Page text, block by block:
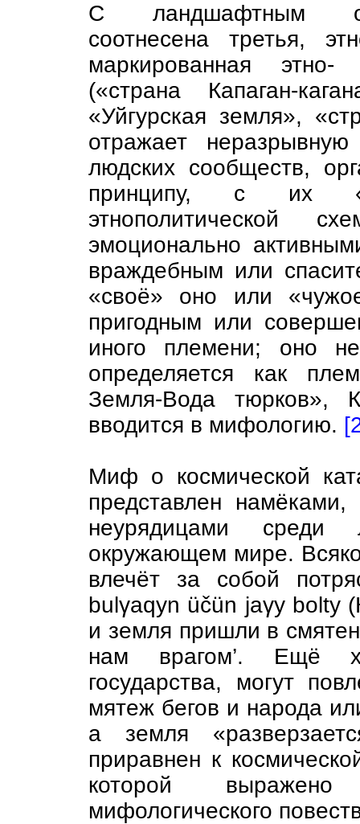
С ландшафтным
соотнесена третья,
маркированная
(«страна Капаган-
«Уйгурская земля»,
отражает неразрывную
людских сообществ,
принципу, с их
этнополитической
эмоционально
враждебным или
«своё» оно или
пригодным или
иного племени; оно
определяется как
Земля-Вода
вводится в мифологию.
Миф о космической
представлен
неурядицами
окружающем мире.
влечёт за собой
bulγaqyn üčün jaγy bolty
и земля пришли в
нам врагом’. Ещё
государства, могут
мятеж бегов и народа
а земля
приравнен к
которой выражено
мифологического